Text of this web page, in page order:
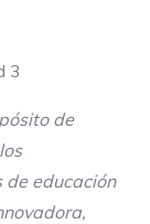
3
de
educación